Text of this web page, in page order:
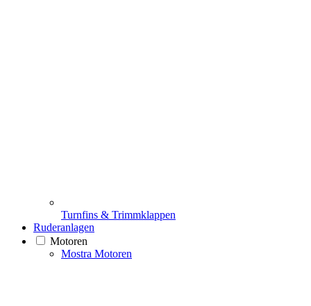
Turnfins & Trimmklappen
Ruderanlagen
Motoren
Mostra Motoren